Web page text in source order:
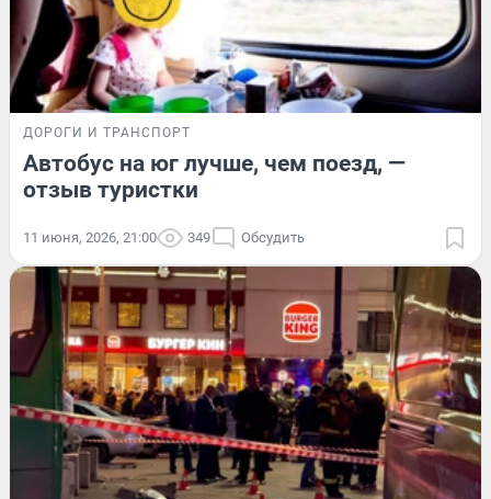
ДОРОГИ И ТРАНСПОРТ
Автобус на юг лучше, чем поезд, —
отзыв туристки
11 июня, 2026, 21:00 349 Обсудить